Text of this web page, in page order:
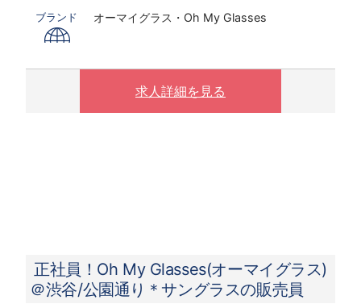
72,703円
※固定残業代30時間～45時間分相当／月を含む
場合は別途支給する）
※販売員平均残業時間は6～9時間/月、店長平均
残業時間は、11～12時間/月(2021年度実績）
ブランド オーマイグラス・Oh My Glasses
求人詳細を見る
正社員！Oh My Glasses(オーマイグラス)
＠渋谷/公園通り＊サングラスの販売員